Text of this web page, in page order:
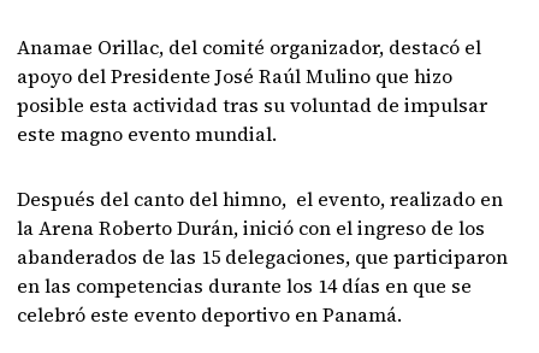
Anamae Orillac, del comité organizador, destacó el
apoyo del Presidente José Raúl Mulino que hizo
posible esta actividad tras su voluntad de impulsar
este magno evento mundial.
Después del canto del himno, el evento, realizado en
la Arena Roberto Durán, inició con el ingreso de los
abanderados de las 15 delegaciones, que participaron
en las competencias durante los 14 días en que se
celebró este evento deportivo en Panamá.